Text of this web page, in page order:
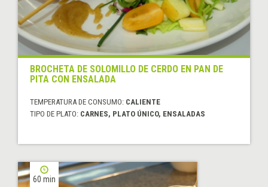
BROCHETA DE SOLOMILLO DE CERDO EN PAN DE
PITA CON ENSALADA
TEMPERATURA DE CONSUMO: CALIENTE
TIPO DE PLATO: CARNES, PLATO ÚNICO, ENSALADAS
60 min